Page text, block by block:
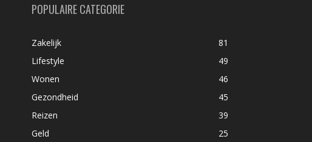
POPULAIRE CATEGORIE
Zakelijk
81
Lifestyle
49
Wonen
46
Gezondheid
45
Reizen
39
Geld
25